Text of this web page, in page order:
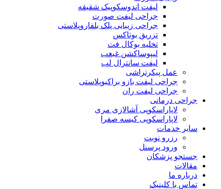
لیفت اندوسکوپیک شقیقه
جراحی لیفت صورت
جراحی زیبایی پلک بلفاروپلاستی
تزریق بوتاکس
تخلیه بوکال فت
لیپوساکشن غبغب
لیفت سانترال لب
عمل پیکرتراشی
جراحی لیفت بازو براکیوپلاستی
جراحی لیفت ران
جراحی درمانی
لاپاراسکوپی آشالازی مری
لاپاراسکوپی کیسه صفرا
سایر خدمات
رزرو نوبت
ورود پرسنل
جستجو پزشکان
مقالات
درباره ما
تماس با کلینیک